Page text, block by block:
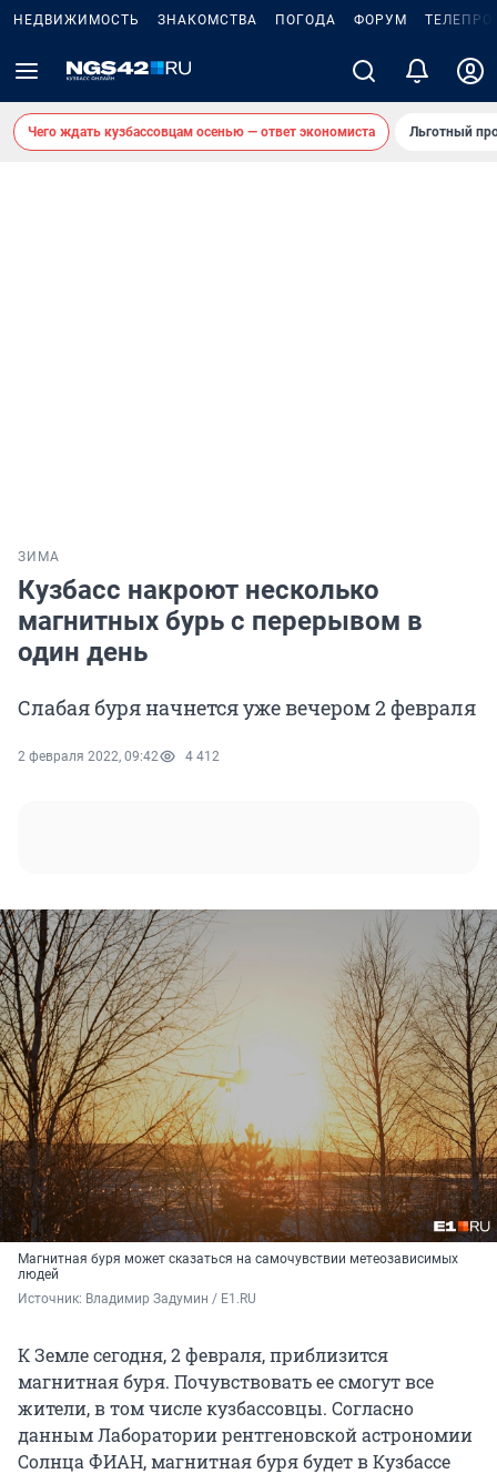
НЕДВИЖИМОСТЬ ЗНАКОМСТВА ПОГОДА ФОРУМ
Чего ждать кузбассовцам осенью — ответ экономиста Льготный
ЗИМА
Кузбасс накроют несколько
магнитных бурь с перерывом в
один день
Слабая буря начнется уже вечером 2 февраля
2 февраля 2022, 09:42 4 412
Магнитная буря может сказаться на самочувствии метеозависимых
людей
Источник: Владимир Задумин / E1.RU
К Земле сегодня, 2 февраля, приблизится
магнитная буря. Почувствовать ее смогут все
жители, в том числе кузбассовцы. Согласно
данным Лаборатории рентгеновской астрономии
Солнца ФИАН, магнитная буря будет в Кузбассе